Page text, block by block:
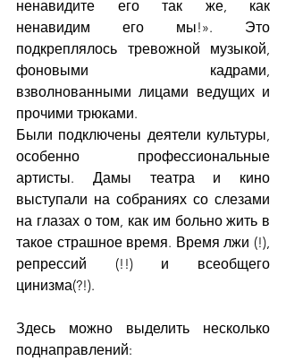
ненавидите его так же, как
ненавидим его мы!». Это
подкреплялось тревожной музыкой,
фоновыми кадрами,
взволнованными лицами ведущих и
прочими трюками.
Были подключены деятели культуры,
особенно профессиональные
артисты. Дамы театра и кино
выступали на собраниях со слезами
на глазах о том, как им больно жить в
такое страшное время. Время лжи (!),
репрессий (!!) и всеобщего
цинизма(?!).
Здесь можно выделить несколько
поднаправлений: